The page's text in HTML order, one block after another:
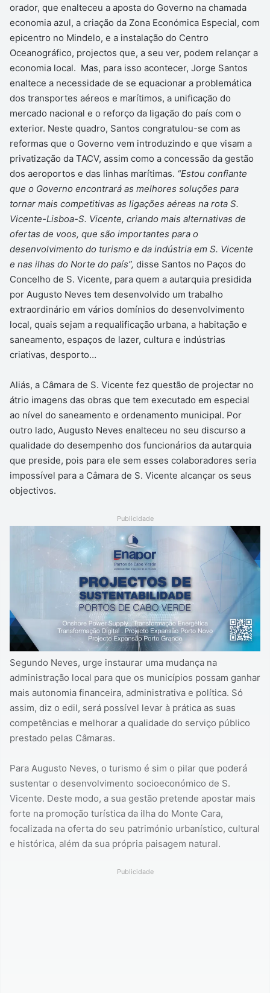
orador, que enalteceu a aposta do Governo na chamada
economia azul, a criação da Zona Económica Especial, com
epicentro no Mindelo, e a instalação do Centro
Oceanográfico, projectos que, a seu ver, podem relançar a
economia local. Mas, para isso acontecer, Jorge Santos
enaltece a necessidade de se equacionar a problemática
dos transportes aéreos e marítimos, a unificação do
mercado nacional e o reforço da ligação do país com o
exterior. Neste quadro, Santos congratulou-se com as
reformas que o Governo vem introduzindo e que visam a
privatização da TACV, assim como a concessão da gestão
dos aeroportos e das linhas marítimas. “Estou confiante
que o Governo encontrará as melhores soluções para
tornar mais competitivas as ligações aéreas na rota S.
Vicente-Lisboa-S. Vicente, criando mais alternativas de
ofertas de voos, que são importantes para o
desenvolvimento do turismo e da indústria em S. Vicente
e nas ilhas do Norte do país”, disse Santos no Paços do
Concelho de S. Vicente, para quem a autarquia presidida
por Augusto Neves tem desenvolvido um trabalho
extraordinário em vários domínios do desenvolvimento
local, quais sejam a requalificação urbana, a habitação e
saneamento, espaços de lazer, cultura e indústrias
criativas, desporto…
Aliás, a Câmara de S. Vicente fez questão de projectar no
átrio imagens das obras que tem executado em especial
ao nível do saneamento e ordenamento municipal. Por
outro lado, Augusto Neves enalteceu no seu discurso a
qualidade do desempenho dos funcionários da autarquia
que preside, pois para ele sem esses colaboradores seria
impossível para a Câmara de S. Vicente alcançar os seus
objectivos.
Publicidade
Segundo Neves, urge instaurar uma mudança na
administração local para que os municípios possam ganhar
mais autonomia financeira, administrativa e política. Só
assim, diz o edil, será possível levar à prática as suas
competências e melhorar a qualidade do serviço público
prestado pelas Câmaras.
Para Augusto Neves, o turismo é sim o pilar que poderá
sustentar o desenvolvimento socioeconómico de S.
Vicente. Deste modo, a sua gestão pretende apostar mais
forte na promoção turística da ilha do Monte Cara,
focalizada na oferta do seu património urbanístico, cultural
e histórica, além da sua própria paisagem natural.
Publicidade